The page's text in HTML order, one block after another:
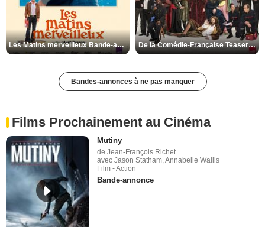
Les Matins merveilleux Bande-annonce VF De la Comédie-Française Teaser VF
Bandes-annonces à ne pas manquer
Films Prochainement au Cinéma
Mutiny
de Jean-François Richet
avec Jason Statham, Annabelle Wallis
Film - Action
Bande-annonce